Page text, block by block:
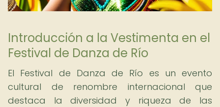
Introducción a la Vestimenta en el
Festival de Danza de Río
El Festival de Danza de Río es un evento
cultural de renombre internacional que
destaca la diversidad y riqueza de las